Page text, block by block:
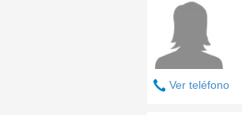
Ver teléfono